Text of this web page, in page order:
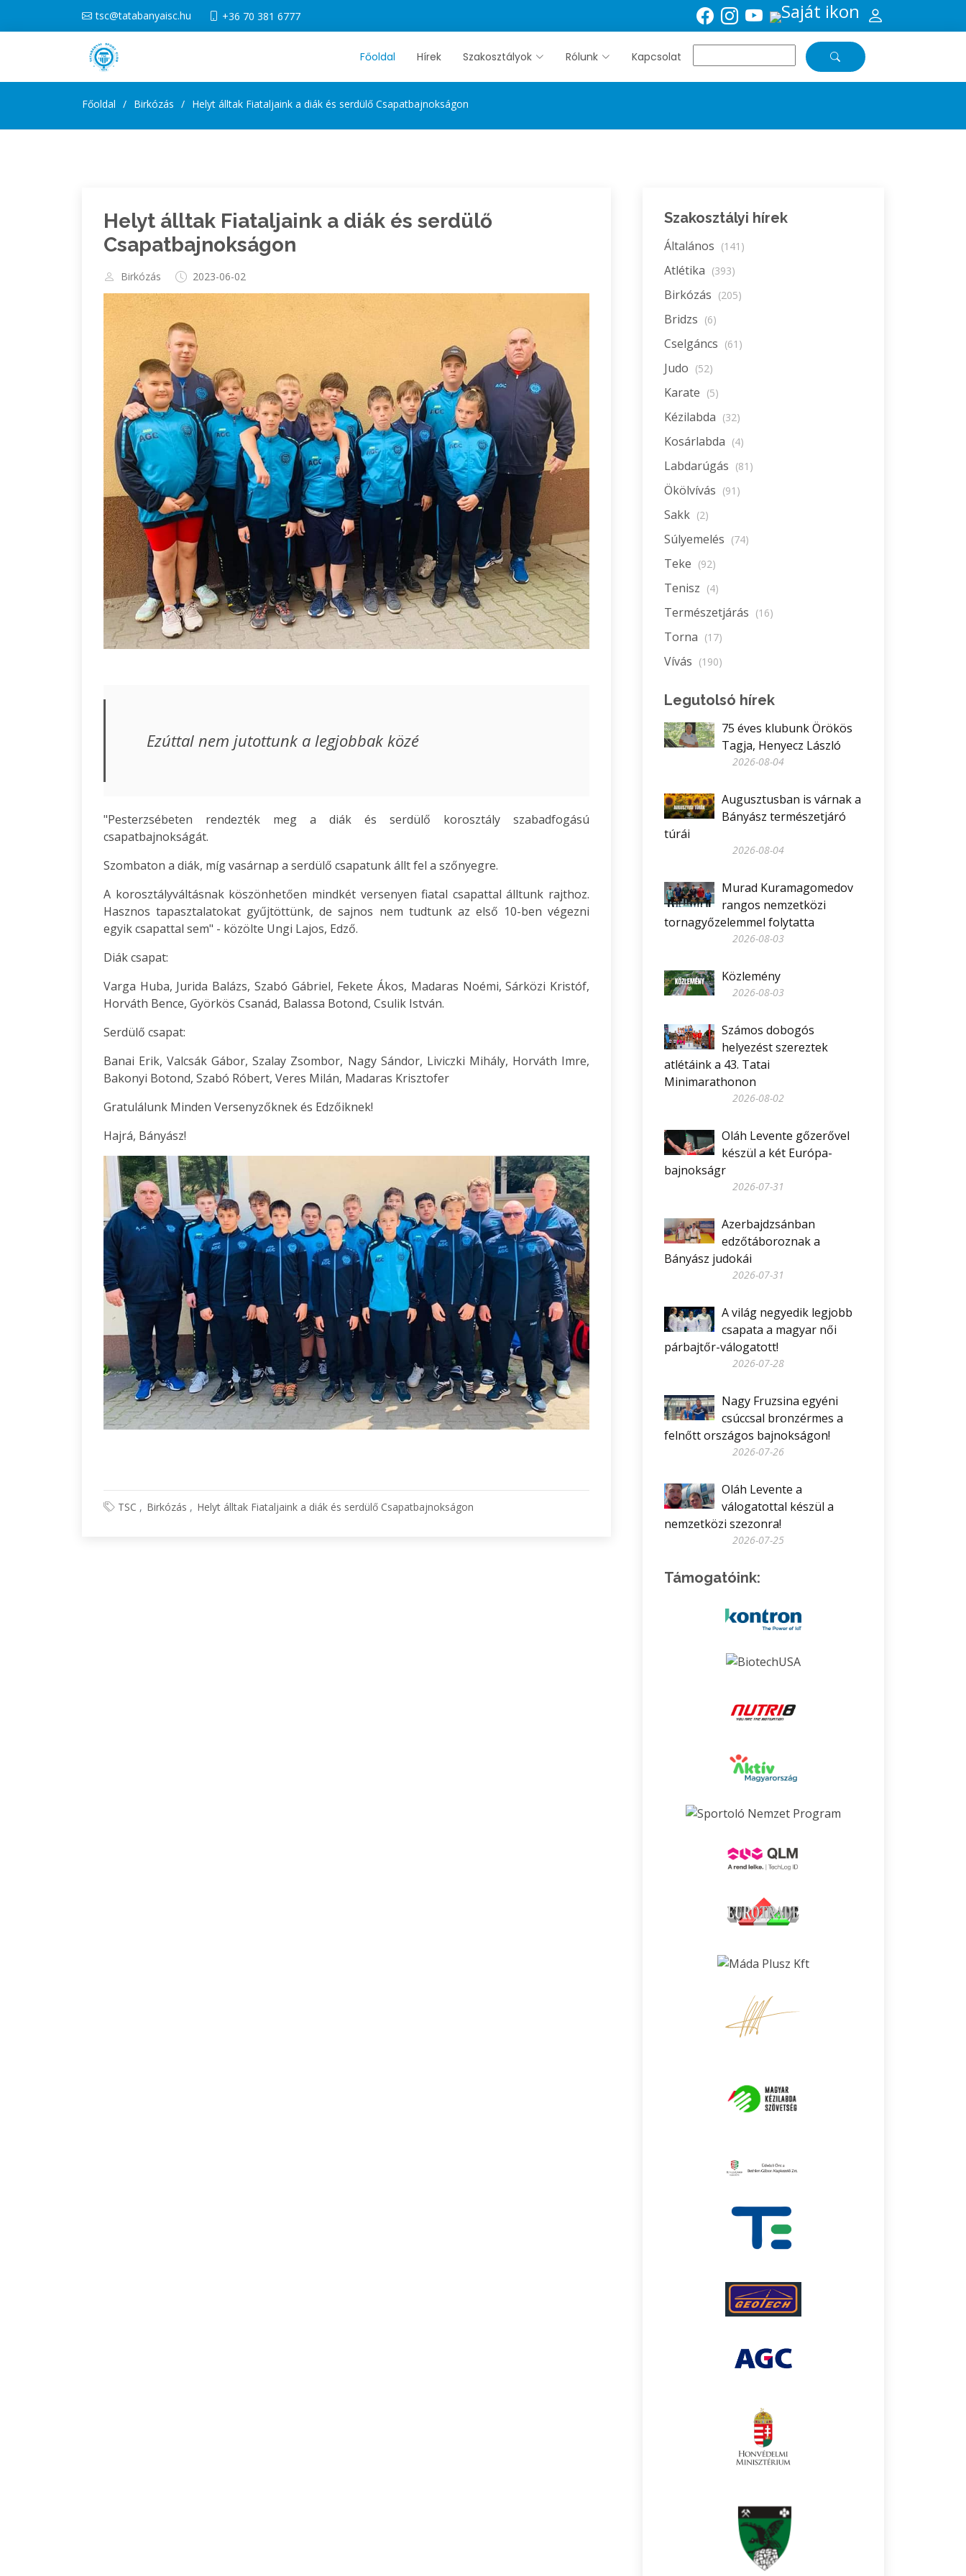
tsc@tatabanyaisc.hu +36 70 381 6777
Főoldal Hírek Szakosztályok Rólunk Kapcsolat
Főoldal Birkózás Helyt álltak Fiataljaink a diák és serdülő Csapatbajnokságon
Helyt álltak Fiataljaink a diák és serdülő
Csapatbajnokságon
Birkózás 2023-06-02
Ezúttal nem jutottunk a legjobbak közé
"Pesterzsébeten rendezték meg a diák és serdülő korosztály szabadfogású
csapatbajnokságát.
Szombaton a diák, míg vasárnap a serdülő csapatunk állt fel a szőnyegre.
A korosztályváltásnak köszönhetően mindkét versenyen fiatal csapattal álltunk rajthoz.
Hasznos tapasztalatokat gyűjtöttünk, de sajnos nem tudtunk az első 10-ben végezni
egyik csapattal sem" - közölte Ungi Lajos, Edző.
Diák csapat:
Varga Huba, Jurida Balázs, Szabó Gábriel, Fekete Ákos, Madaras Noémi, Sárközi Kristóf,
Horváth Bence, Györkös Csanád, Balassa Botond, Csulik István.
Serdülő csapat:
Banai Erik, Valcsák Gábor, Szalay Zsombor, Nagy Sándor, Liviczki Mihály, Horváth Imre,
Bakonyi Botond, Szabó Róbert, Veres Milán, Madaras Krisztofer
Gratulálunk Minden Versenyzőknek és Edzőiknek!
Hajrá, Bányász!
TSC Birkózás Helyt álltak Fiataljaink a diák és serdülő Csapatbajnokságon
Szakosztályi hírek
Általános (141)
Atlétika (393)
Birkózás (205)
Bridzs (6)
Cselgáncs (61)
Judo (52)
Karate (5)
Kézilabda (32)
Kosárlabda (4)
Labdarúgás (81)
Ökölvívás (91)
Sakk (2)
Súlyemelés (74)
Teke (92)
Tenisz (4)
Természetjárás (16)
Torna (17)
Vívás (190)
Legutolsó hírek
75 éves klubunk Örökös
Tagja, Henyecz László
2026-08-04
Augusztusban is várnak a
Bányász természetjáró
túrái
2026-08-04
Murad Kuramagomedov
rangos nemzetközi
tornagyőzelemmel folytatta
2026-08-03
Közlemény
2026-08-03
Számos dobogós
helyezést szereztek
atlétáink a 43. Tatai
Minimarathonon
2026-08-02
Oláh Levente gőzerővel
készül a két Európa-
bajnokságr
2026-07-31
Azerbajdzsánban
edzőtáboroznak a
Bányász judokái
2026-07-31
A világ negyedik legjobb
csapata a magyar női
párbajtőr-válogatott!
2026-07-28
Nagy Fruzsina egyéni
csúccsal bronzérmes a
felnőtt országos bajnokságon!
2026-07-26
Oláh Levente a
válogatottal készül a
nemzetközi szezonra!
2026-07-25
Támogatóink: